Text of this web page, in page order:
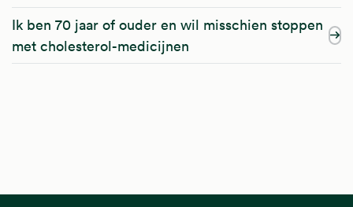
Ik ben 70 jaar of ouder en wil misschien stoppen
met cholesterol-medicijnen